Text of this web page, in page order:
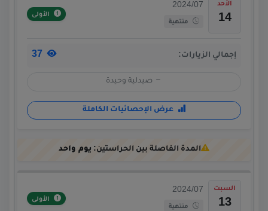
الأحد
14
2024/07
منتهية
الأولى
إجمالي الزيارات:
صيدلية وحيدة
عرض الإحصائيات الكاملة
المدة الفاصلة بين الحراستين: يوم واحد
السبت
13
2024/07
منتهية
الأولى